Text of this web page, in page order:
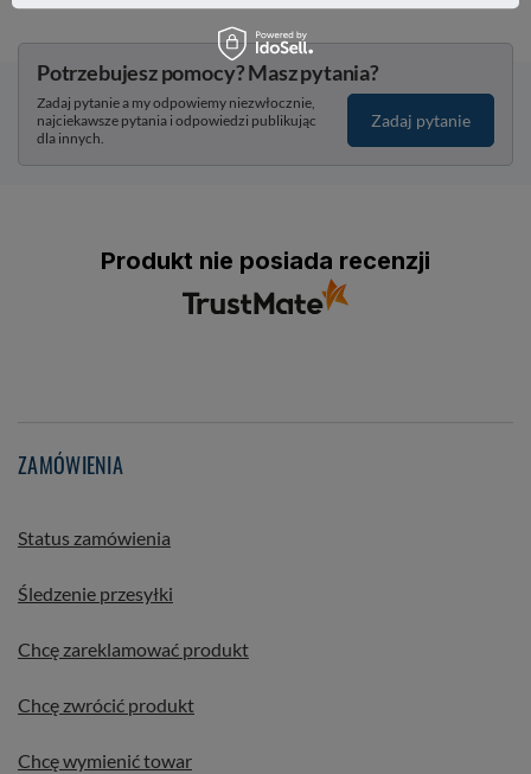
Potrzebujesz pomocy? Masz pytania?
Zadaj pytanie a my odpowiemy niezwłocznie,
najciekawsze pytania i odpowiedzi publikując
dla innych.
Zadaj pytanie
Produkt nie posiada recenzji
ZAMÓWIENIA
Status zamówienia
Śledzenie przesyłki
Chcę zareklamować produkt
Chcę zwrócić produkt
Chcę wymienić towar